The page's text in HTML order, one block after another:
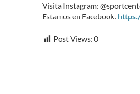
Visita Instagram:
Estamos en Facebook:
Post Views: 0